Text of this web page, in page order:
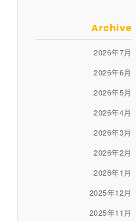
Archive
2026年7月
2026年6月
2026年5月
2026年4月
2026年3月
2026年2月
2026年1月
2025年12月
2025年11月